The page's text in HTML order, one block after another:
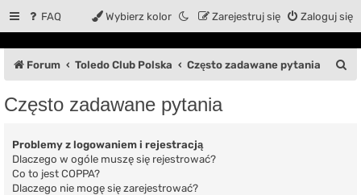
FAQ Zaloguj się
Zarejestruj się
Wybierz kolor
Forum Toledo Club Polska Często zadawane pytania
Często zadawane pytania
Problemy z logowaniem i rejestracją
Dlaczego w ogóle muszę się rejestrować?
Co to jest COPPA?
Dlaczego nie mogę się zarejestrować?